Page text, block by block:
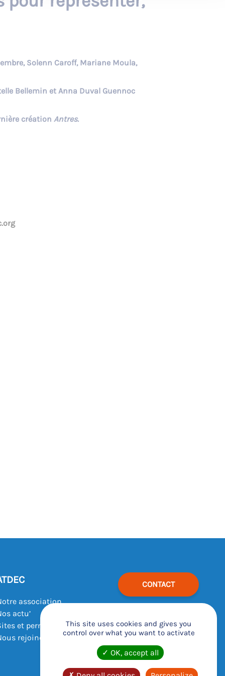
Solenn Caroff, Mariane Moula,
Bellemin et Anna Duval Guennoc
création Antres.
association
actu’
et permanences
rejoindre
CONTACT
This site uses cookies and gives you
control over what you want to activate
OK, accept all